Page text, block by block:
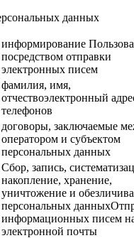
данных
информирование
посредством отправки
электронных писем
фамилия, имя,
отчествоэлектронный
телефонов
договоры, заключаемые
оператором и субъектом
персональных данных
Сбор, запись,
накопление, хранение,
уничтожение и
персональных
информационных писем
электронной почты